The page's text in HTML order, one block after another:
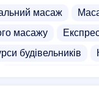
масаж
масажу
будівельників